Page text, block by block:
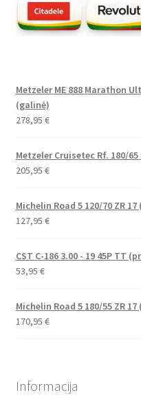
Metzeler ME 888 Marathon
(galinė)
278,95 €
Metzeler Cruisetec Rf. 180/65
205,95 €
Michelin Road 5 120/70 ZR
127,95 €
CST C-186 3.00 - 19 45P TT
53,95 €
Michelin Road 5 180/55 ZR
170,95 €
Informacija